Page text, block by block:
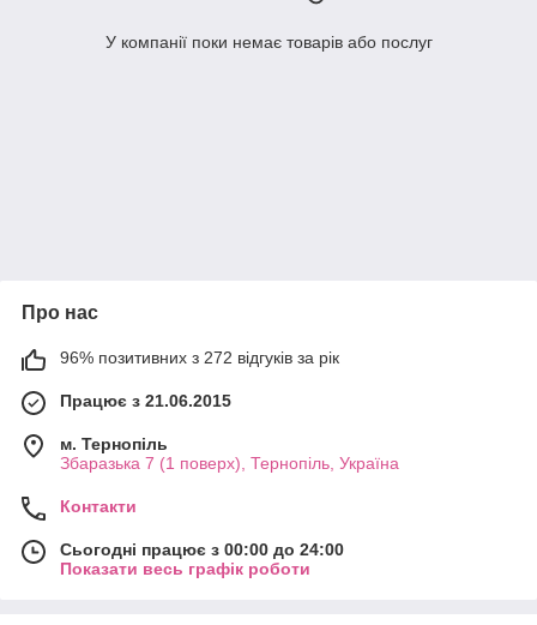
У компанії поки немає товарів або послуг
Про нас
96% позитивних з 272 відгуків за рік
Працює з 21.06.2015
м. Тернопіль
Збаразька 7 (1 поверх), Тернопіль, Україна
Контакти
Сьогодні працює з 00:00 до 24:00
Показати весь графік роботи